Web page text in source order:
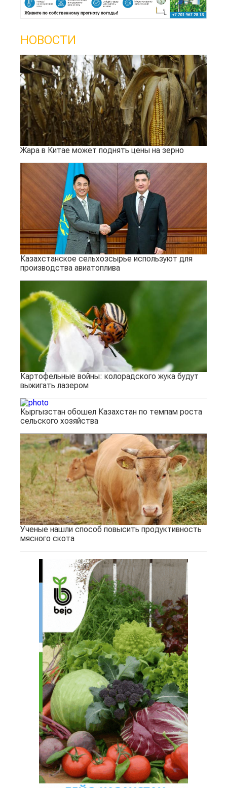
НОВОСТИ
Жара в Китае может поднять цены на зерно
Казахстанское сельхозсырье используют для
производства авиатоплива
Картофельные войны: колорадского жука будут
выжигать лазером
Кыргызстан обошел Казахстан по темпам роста
сельского хозяйства
Ученые нашли способ повысить продуктивность
мясного скота